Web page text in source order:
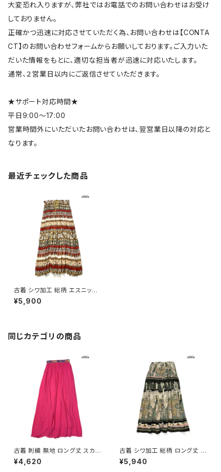
大変恐れ入りますが、弊社ではお電話でのお問い合わせはお受け
しておりません。
正確かつ迅速に対応させていただく為、お問い合わせは【CONTA
CT】のお問い合わせフォームからお願いしております。ご入力いた
だいた情報をもとに、適切な担当者が迅速に対応いたします。
通常、２営業日以内にご返信させていただきます。
★サポート対応時間★
平日9:00～17:00
営業時間外にいただいたお問い合わせは、翌営業日以降の対応と
なります。
最近チェックした商品
古着 シワ加工 総柄 エスニック
柄 ロング丈 スカート ベージュ
(btu2506015)
¥5,900
同じカテゴリの商品
古着 刺繍 無地 ロング丈 スカー
ト ピンク (btu2604021)
¥4,620
古着 シワ加工 総柄 ロング丈 ス
カート 茶 (btu2604008)
¥5,940